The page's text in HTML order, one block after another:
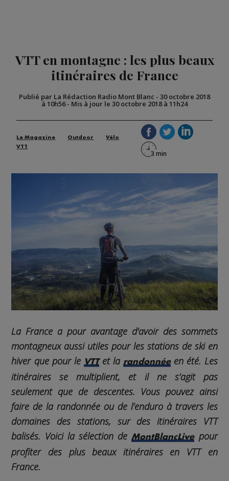
VTT en montagne : les plus beaux
itinéraires de France
Publié par La Rédaction Radio Mont Blanc - 30 octobre 2018
à 10h56- Mis à jour le 30 octobre 2018 à 11h24
Le Magazine Outdoor
Vélo
VTT
La France a pour avantage d'avoir des sommets
montagneuxaussi utiles pour les stations de ski en
hiver que pour le VTTet larandonnéeen été. Les
itinéraires se multiplient, et il ne s’agit pas
seulement que de descentes. Vous pouvez ainsi
faire de la randonnée ou de l’enduro à travers les
domaines des stations, sur des itinéraires VTT
balisés. Voici la sélection deMontBlancLivepour
profiter des plus beaux itinéraires en VTT en
France.